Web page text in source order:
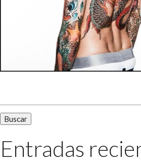
Entradas